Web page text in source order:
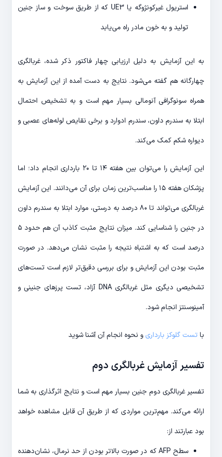
استریول غیرکونژوگه یا UE3 که از طریق سوخت و ساز جنین
تولید و به خون مادر راه می‌یابد
به این آزمایش به دلیل ارزیابی چهار فاکتور ذکر شده، غربالگری
چهارگانه هم گفته می‌شود. نتایج به دست آمده از این آزمایش به
همراه سونوگرافی آنومالی بسیار مهم است و به تشخیص احتمال
ابتلا به سندرم داون، سندرم ادوارد و برخی نقایص لوله‌های عصبی و
دیواره شکم کمک می‌کند.
این آزمایش را می‌توان بین هفته ۱۴ تا ۲۰ بارداری انجام داد؛ اما
پزشکان هفته ۱۵ را مناسب‌ترین زمان برای آن می‌دانند. این آزمایش
غربالگری می‌تواند تا ۸۰ درصد به درستی، موارد ابتلا به سندرم داون
در جنین را شناسایی کند. میزان نتایج مثبت کاذب آن هم حدود ۵
درصد است که به اشتباه نتیجه را مثبت نشان می‌دهد. در صورت
مثبت بودن این آزمایش و برای بررسی دقیق‌تر لازم است تست‌های
تشخیصی دیگری مثل غربالگری DNA آزاد، تست پرزهای جنینی و
آمینوسنتز انجام شود.
باتست گلوکز بارداری و نحوه انجام آن آشنا شوید
تفسیر آزمایش غربالگری دوم
تفسیر غربالگری دوم جنین بسیار مهم است و نتایج اثرگذاری به شما
ارائه می‌کند. مهم‌ترین مواردی که از طریق آن قابل مشاهده خواهد
بود عبارتند از:
سطح AFP که در صورت بالاتر بودن از حد نرمال، نشان‌دهنده